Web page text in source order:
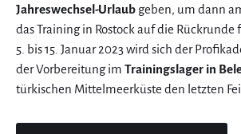
Jahreswechsel-Urlaub geben, um dann
das Training in Rostock auf die Rückrunde
5. bis 15. Januar 2023 wird sich der
der Vorbereitung im Trainingslager in
türkischen Mittelmeerküste den letzten